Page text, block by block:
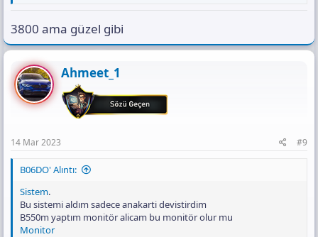
3800 ama güzel gibi
Ahmeet_1
14 Mar 2023 #9
B06DO' Alıntı:
Sistem.
Bu sistemi aldım sadece anakarti devistirdim
B550m yaptım monitör alicam bu monitör olur mu
Monitor